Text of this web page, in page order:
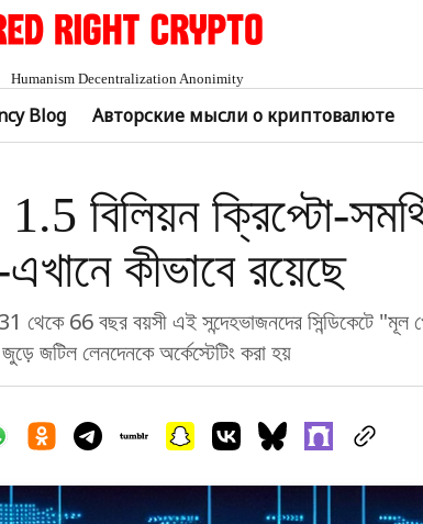
Humanism Decentralization Anonimity
Blog Авторские мысли о криптовалюте
বিলিয়ন ক্রিপ্টো-
এখানে কীভাবে রয়েছে
থেকে 66 বছর বয়সী এই সন্দেহভাজনদের সিন্ডিকেটে "মূল
জটিল লেনদেনকে অর্কেস্টেটিং করা হয়